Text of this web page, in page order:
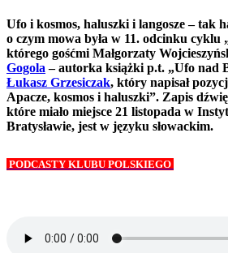
Ufo i kosmos, haluszki i langosze – tak
o czym mowa była w 11. odcinku cyklu
którego gośćmi Małgorzaty
Gogola – autorka książki p.t. „Ufo nad
Łukasz Grzesiczak, który napisał
Apacze, kosmos i haluszki”. Zapis
które miało miejsce 21 listopada w
Bratysławie, jest w języku słowackim.
PODCASTY KLUBU POLSKIEGO